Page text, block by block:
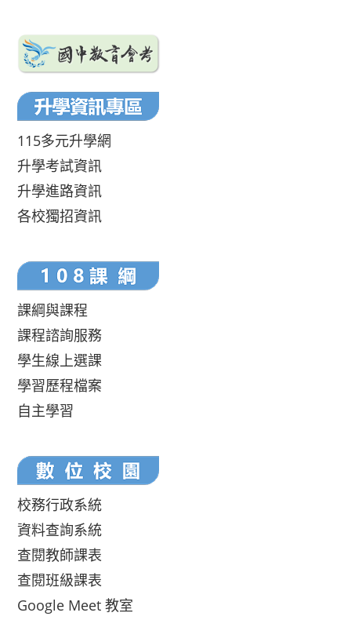
115多元升學網
升學考試資訊
升學進路資訊
各校獨招資訊
課綱與課程
課程諮詢服務
學生線上選課
學習歷程檔案
自主學習
校務行政系統
資料查詢系統
查閱教師課表
查閱班級課表
Google Meet 教室